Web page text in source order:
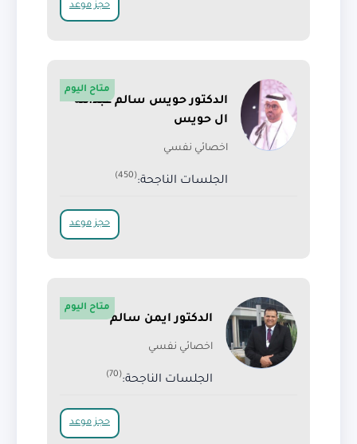
حجز موعد
الدكتور حويس سالم عبدالله
ال حويس
اخصائي نفسي
الجلسات الناجحة:(450)
متاح اليوم
حجز موعد
الدكتور ايمن سالم
اخصائي نفسي
الجلسات الناجحة:(70)
متاح اليوم
حجز موعد